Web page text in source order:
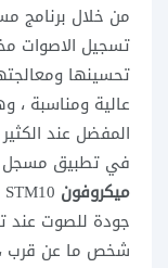
من خلال برنامج
تسجيل الاصوات
تحسينها
عالية ومناسبة ،
المفضل عند
في تطبيق مسجل
ميكروفون
جودة للصوت عند
شخص ما عن قرب